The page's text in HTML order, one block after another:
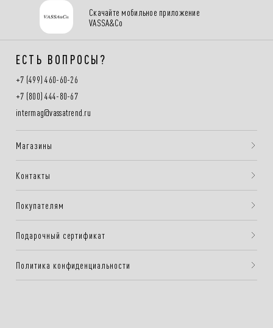
Скачайте мобильное приложение
VASSA&Co
ЕСТЬ ВОПРОСЫ?
+7 (499) 460-60-26
+7 (800) 444-80-67
intermag@vassatrend.ru
Магазины
Контакты
Покупателям
Подарочный сертификат
Политика конфиденциальности